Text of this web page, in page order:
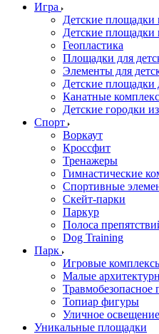
Игра
Детские площадки
Детские площадки
Геопластика
Площадки для
Элементы для
Детские
Канатные
Детские городки
Спорт
Воркаут
Кроссфит
Тренажеры
Гимнастические
Спортивные
Скейт-парки
Паркур
Полоса
Dog Training
Парк
Игровые
Малые
Травмобезопасное
Топиар фигуры
Уличное освещение
Уникальные площадки